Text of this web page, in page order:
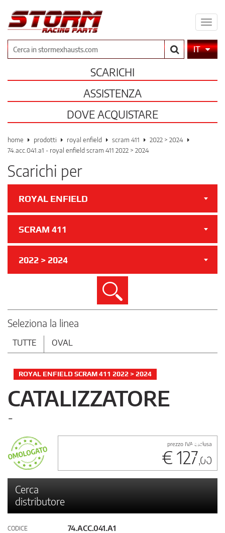
il
CercaIT
SCARICHI
ASSISTENZA
DOVE ACQUISTARE
home prodotti royal enfield scram 411
2022 > 2024
74.acc.041.a1 - royal enfield scram 411 2022 > 2024
Scarichi per
ROYAL ENFIELD
SCRAM 411
2022 > 2024
Cerca
Seleziona la linea
TUTTE OVAL
ROYAL ENFIELD SCRAM 411 2022 > 2024
CATALIZZATORE
-
prezzo IVA esclusa
€ 127,00
Cerca
distributore
CODICE 74.ACC.041.A1